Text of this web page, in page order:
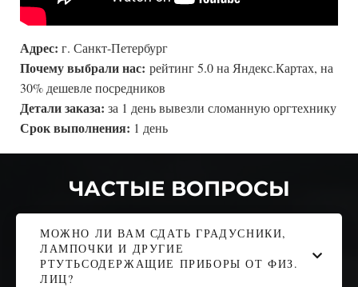
Адрес: г. Санкт-Петербург
Почему выбрали нас: рейтинг 5.0 на Яндекс.Картах, на
30% дешевле посредников
Детали заказа: за 1 день вывезли сломанную оргтехнику
Срок выполнения: 1 день
ЧАСТЫЕ ВОПРОСЫ
МОЖНО ЛИ ВАМ СДАТЬ ГРАДУСНИКИ,
ЛАМПОЧКИ И ДРУГИЕ
РТУТЬСОДЕРЖАЩИЕ ПРИБОРЫ ОТ ФИЗ.
ЛИЦ?